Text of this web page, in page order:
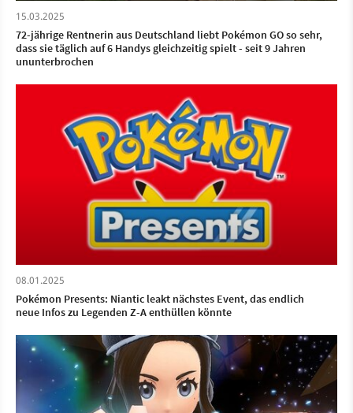
15.03.2025
72-jährige Rentnerin aus Deutschland liebt Pokémon GO so sehr,
dass sie täglich auf 6 Handys gleichzeitig spielt - seit 9 Jahren
ununterbrochen
08.01.2025
Pokémon Presents: Niantic leakt nächstes Event, das endlich
neue Infos zu Legenden Z-A enthüllen könnte